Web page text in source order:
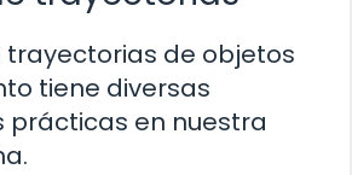
trayectorias de objetos
tiene diversas
prácticas en nuestra